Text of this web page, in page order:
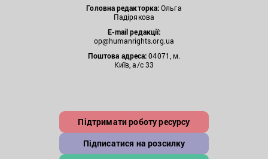
Головна редакторка:Ольга
Падірякова
E-mail редакції:
op@humanrights.org.ua
Поштова адреса:04071, м.
Київ, а/с 33
Підтримати роботу ресурсу
Підписатися на розсилку